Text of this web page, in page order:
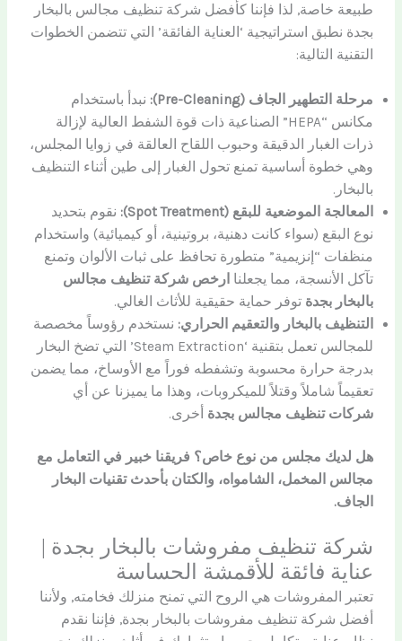
طبيعة خاصة, لذا فإننا كأفضل شركة تنظيف مجالس بالبخار
بجدة نطبق استراتيجية ‘العناية الفائقة’ التي تتضمن الخطوات
التقنية التالية:
مرحلة التطهير الجاف (Pre-Cleaning):
نبدأ باستخدام
مكانس “HEPA” الصناعية ذات قوة الشفط العالية لإزالة
ذرات الغبار الدقيقة وحبوب اللقاح العالقة في زوايا المجلس،
وهي خطوة أساسية تمنع تحول الغبار إلى طين أثناء التنظيف
بالبخار.
المعالجة الموضعية للبقع (Spot Treatment):
نقوم بتحديد
نوع البقع (سواء كانت دهنية، بروتينية، أو كيميائية) واستخدام
منظفات “إنزيمية” متطورة تحافظ على ثبات الألوان وتمنع
تآكل الأنسجة، مما يجعلنا ارخص شركة تنظيف مجالس
بالبخار بجدة توفر حماية حقيقية للأثاث الغالي.
التنظيف بالبخار والتعقيم الحراري: نستخدم رؤوساً مخصصة
للمجالس تعمل بتقنية ‘Steam Extraction’ التي تضخ البخار
بدرجة حرارة محسوبة وتشفطه فوراً مع الأوساخ، مما يضمن
تعقيماً شاملاً وقتلاً للميكروبات، وهذا ما يميزنا عن أي
شركات تنظيف مجالس بجدة أخرى.
هل لديك مجلس من نوع خاص؟ فريقنا خبير في التعامل مع
مجالس المخمل، الشامواه، والكتان بأحدث تقنيات البخار
الجاف.
شركة تنظيف مفروشات بالبخار بجدة |
عناية فائقة للأقمشة الحساسة
تعتبر المفروشات هي الروح التي تمنح منزلك فخامته, ولأننا
أفضل شركة تنظيف مفروشات بالبخار بجدة, فإننا نقدم